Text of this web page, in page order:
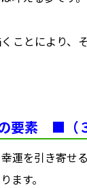
ことにより、
要素 ■（３
運を引き寄せ
ます。